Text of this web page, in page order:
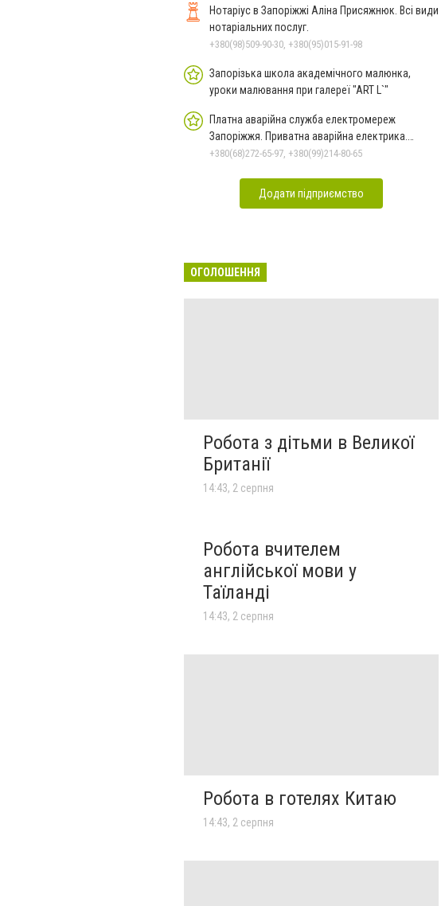
Нотаріус в Запоріжжі Аліна Присяжнюк. Всі види
нотаріальних послуг.
+380(98)509-90-30, +380(95)015-91-98
Запорізька школа академічного малюнка,
уроки малювання при галереї "ART L`"
Платна аварійна служба електромереж
Запоріжжя. Приватна аварійна електрика.
Послуги електриків
+380(68)272-65-97, +380(99)214-80-65
Додати підприємство
ОГОЛОШЕННЯ
Робота з дітьми в Великої
Британії
14:43, 2 серпня
Робота вчителем
англійської мови у
Таїланді
14:43, 2 серпня
Робота в готелях Китаю
14:43, 2 серпня